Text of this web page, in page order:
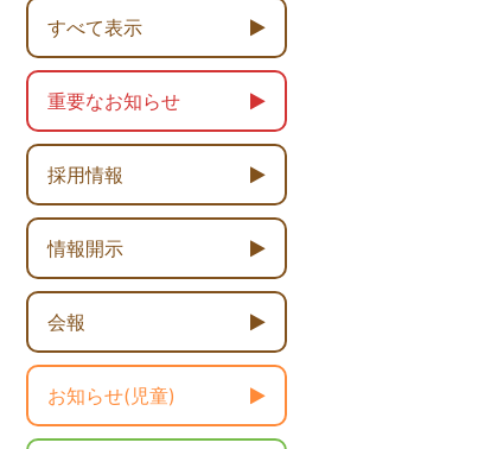
すべて表示
重要なお知らせ
採用情報
情報開示
会報
お知らせ(児童)